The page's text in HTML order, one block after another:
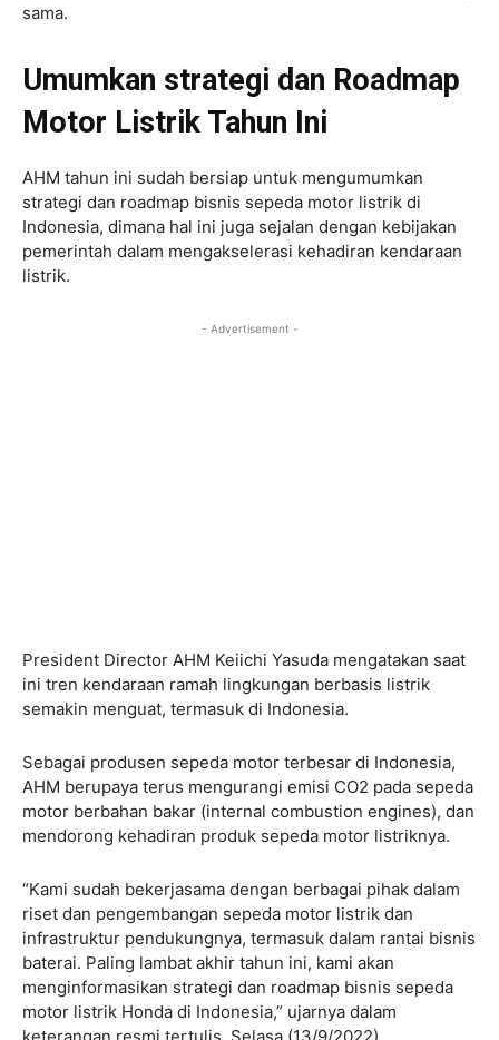
sama.
Umumkan strategi dan Roadmap
Motor Listrik Tahun Ini
AHM tahun ini sudah bersiap untuk mengumumkan
strategi dan roadmap bisnis sepeda motor listrik di
Indonesia, dimana hal ini juga sejalan dengan kebijakan
pemerintah dalam mengakselerasi kehadiran kendaraan
listrik.
- Advertisement -
President Director AHM Keiichi Yasuda mengatakan saat
ini tren kendaraan ramah lingkungan berbasis listrik
semakin menguat, termasuk di Indonesia.
Sebagai produsen sepeda motor terbesar di Indonesia,
AHM berupaya terus mengurangi emisi CO2 pada sepeda
motor berbahan bakar (internal combustion engines), dan
mendorong kehadiran produk sepeda motor listriknya.
“Kami sudah bekerjasama dengan berbagai pihak dalam
riset dan pengembangan sepeda motor listrik dan
infrastruktur pendukungnya, termasuk dalam rantai bisnis
baterai. Paling lambat akhir tahun ini, kami akan
menginformasikan strategi dan roadmap bisnis sepeda
motor listrik Honda di Indonesia,” ujarnya dalam